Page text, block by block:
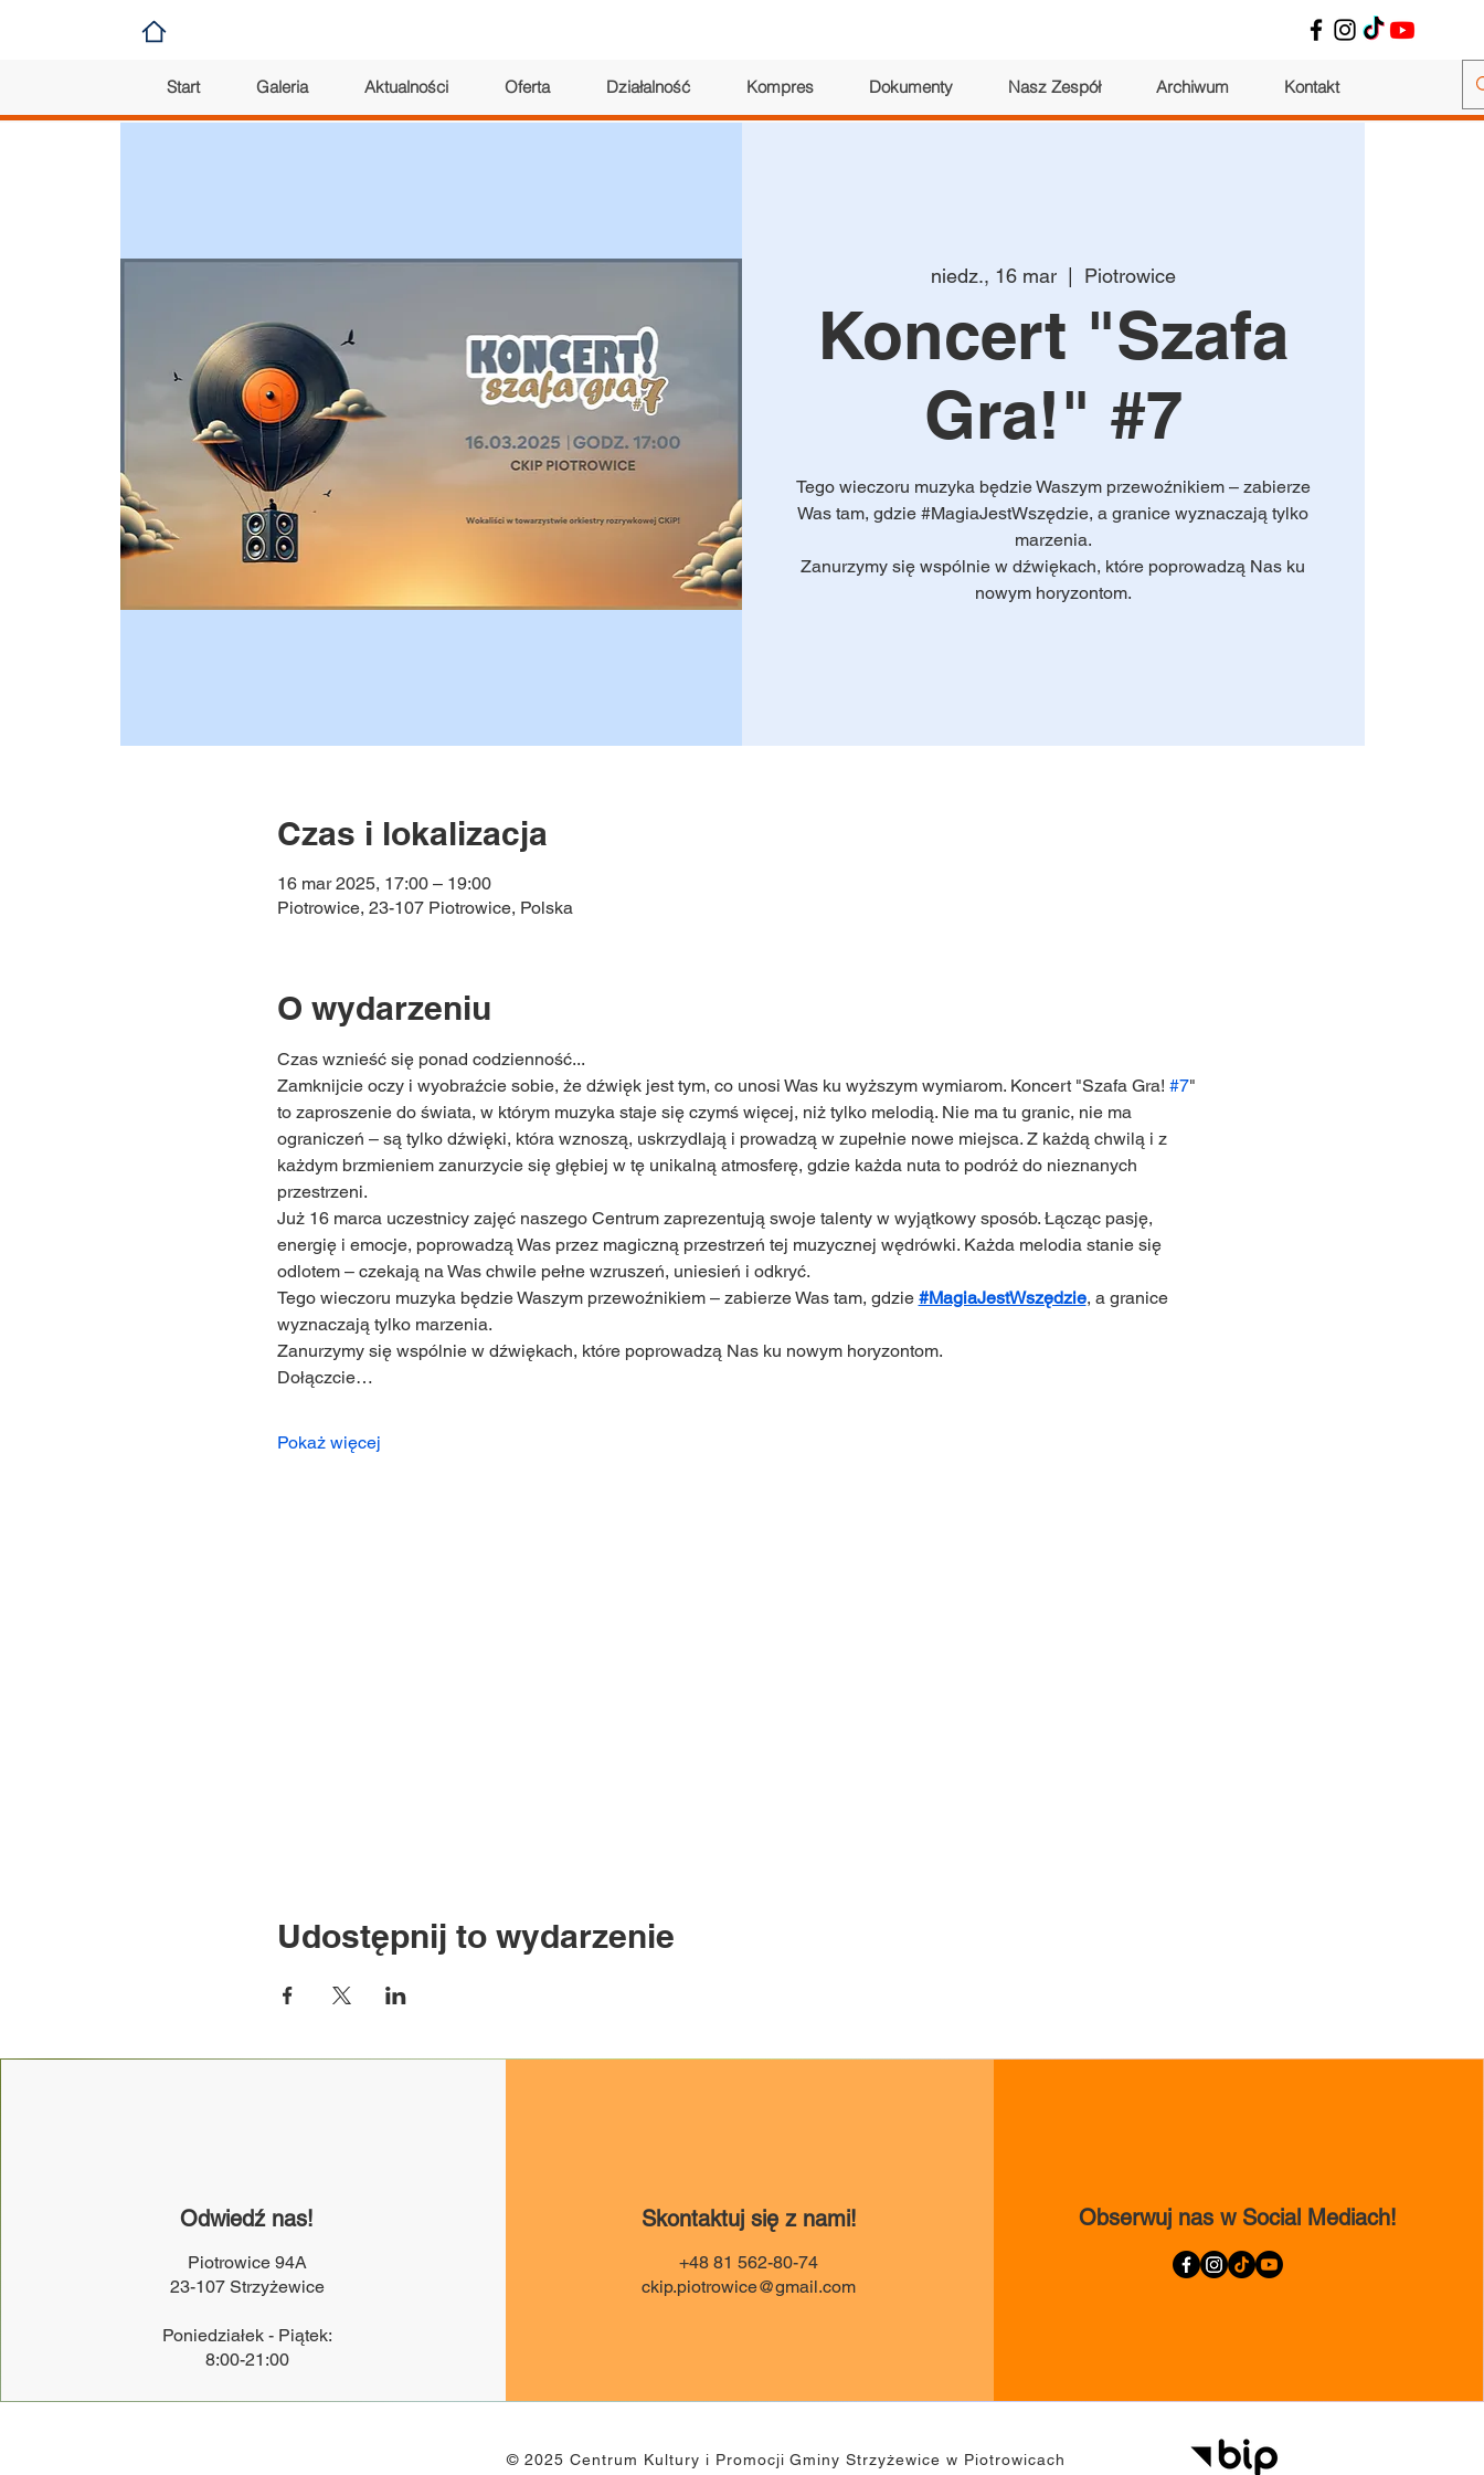
Start Galeria Aktualności Oferta Działalność Kompres Dokumenty Nasz Zespół Archiwum Kontakt
niedz., 16 mar
  |
Piotrowice
Koncert "Szafa
Gra!" #7
Tego wieczoru muzyka będzie Waszym przewoźnikiem – zabierze
Was tam, gdzie #MagiaJestWszędzie, a granice wyznaczają tylko
marzenia.
Zanurzymy się wspólnie w dźwiękach, które poprowadzą Nas ku
nowym horyzontom.
Czas i lokalizacja
16 mar 2025, 17:00 – 19:00
Piotrowice, 23-107 Piotrowice, Polska
O wydarzeniu
Czas wznieść się ponad codzienność...
Zamknijcie oczy i wyobraźcie sobie, że dźwięk jest tym, co unosi Was ku wyższym wymiarom. Koncert "Szafa Gra! #7"
to zaproszenie do świata, w którym muzyka staje się czymś więcej, niż tylko melodią. Nie ma tu granic, nie ma
ograniczeń – są tylko dźwięki, która wznoszą, uskrzydlają i prowadzą w zupełnie nowe miejsca. Z każdą chwilą i z
każdym brzmieniem zanurzycie się głębiej w tę unikalną atmosferę, gdzie każda nuta to podróż do nieznanych
przestrzeni.
Już 16 marca uczestnicy zajęć naszego Centrum zaprezentują swoje talenty w wyjątkowy sposób. Łącząc pasję,
energię i emocje, poprowadzą Was przez magiczną przestrzeń tej muzycznej wędrówki. Każda melodia stanie się
odlotem – czekają na Was chwile pełne wzruszeń, uniesień i odkryć.
Tego wieczoru muzyka będzie Waszym przewoźnikiem – zabierze Was tam, gdzie #MagiaJestWszędzie, a granice
wyznaczają tylko marzenia.
Zanurzymy się wspólnie w dźwiękach, które poprowadzą Nas ku nowym horyzontom.
Dołączcie…
Pokaż więcej
Udostępnij to wydarzenie
Odwiedź nas!
Piotrowice 94A
23-107 Strzyżewice
Poniedziałek - Piątek:
8:00-21:00
Skontaktuj się z nami!
+48 81 562-80-74
ckip.piotrowice@gmail.com
Obserwuj nas w Social Mediach!
© 2025 Centrum Kultury i Promocji Gminy Strzyżewice w Piotrowicach